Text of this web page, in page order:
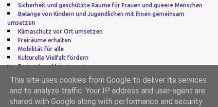
Sicherheit und geschützte Räume für Frauen und queere Menschen
Belange von Kindern und Jugendlichen mit ihnen gemeinsam
umsetzen
Klimaschutz vor Ort umsetzen
Freiräume erhalten
Mobilität für alle
Kulturelle Vielfalt fördern
Frei und unabhängig sein
Impressum|Datenschutz
This site uses cookies from Google to deliver its services
and to analyze traffic. Your IP address and user-agent are
shared with Google along with performance and security